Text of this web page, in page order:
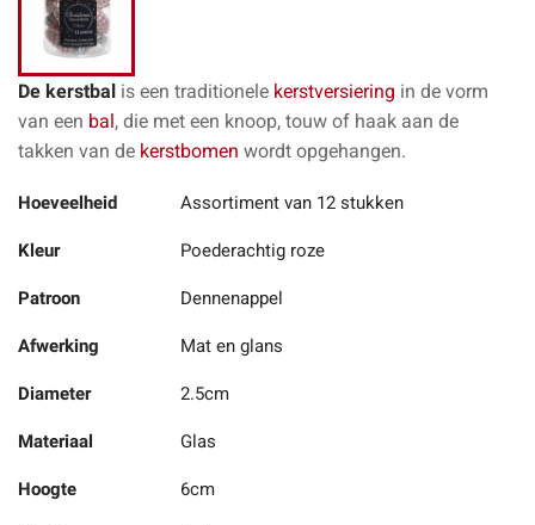
De kerstbal is een traditionele kerstversiering in de vorm
van een bal, die met een knoop, touw of haak aan de
takken van de kerstbomen wordt opgehangen.
Hoeveelheid Assortiment van 12 stukken
Kleur Poederachtig roze
Patroon Dennenappel
Afwerking Mat en glans
Diameter 2.5cm
Materiaal Glas
Hoogte 6cm